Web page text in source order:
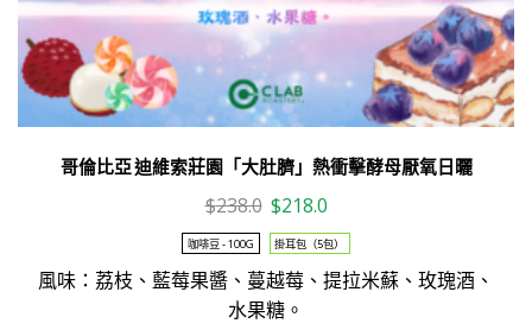
哥倫比亞 迪維索莊園「大肚臍」熱衝擊酵母厭氧日曬
$238.0 Original
price
was:
$238.0.
$218.0Current
price
is:
$218.0.
咖啡豆 - 100G 掛耳包（5包）
風味：荔枝、藍莓果醬、蔓越莓、提拉米蘇、玫瑰酒、
水果糖。
This